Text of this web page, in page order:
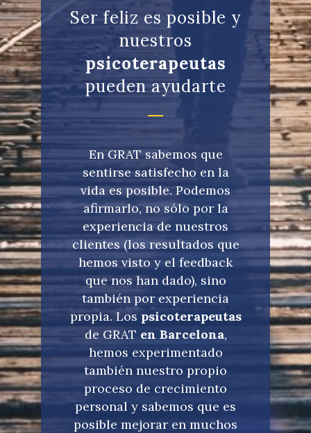
Ser feliz es posible y
nuestros
psicoterapeutas
pueden ayudarte
En GRAT sabemos que
sentirse satisfecho en la
vida es posible. Podemos
afirmarlo, no sólo por la
experiencia de nuestros
clientes (los resultados que
hemos visto y el feedback
que nos han dado), sino
también por experiencia
propia. Los psicoterapeutas
de GRAT en Barcelona,
hemos experimentado
también nuestro propio
proceso de crecimiento
personal y sabemos que es
posible mejorar en muchos